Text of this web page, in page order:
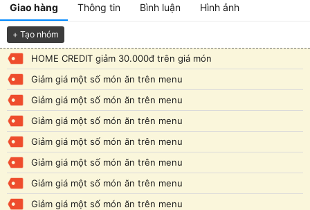
Giao hàng Thông tin Bình luận Hình ảnh
+ Tạo nhóm
HOME CREDIT giảm 30.000đ trên giá món
Giảm giá một số món ăn trên menu
Giảm giá một số món ăn trên menu
Giảm giá một số món ăn trên menu
Giảm giá một số món ăn trên menu
Giảm giá một số món ăn trên menu
Giảm giá một số món ăn trên menu
Giảm giá một số món ăn trên menu